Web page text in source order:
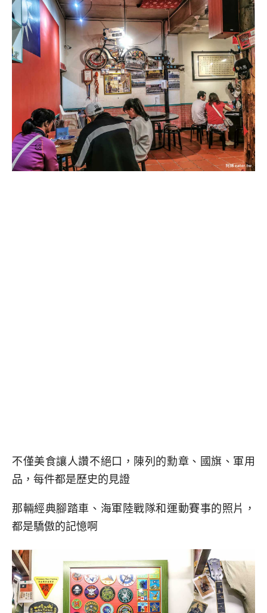
不僅美食讓人讚不絕口，陳列的勳章、國旗、軍用
品，每件都是歷史的見證
那輛經典腳踏車、海軍陸戰隊和運動賽事的照片，
都是驕傲的記憶啊